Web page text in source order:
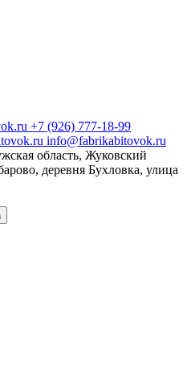
+7 (926) 777-18-99
info@fabrikabitovok.ru
область, Жуковский
деревня Бухловка, улица